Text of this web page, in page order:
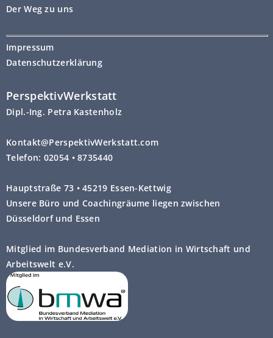
Der Weg zu uns
Impressum
Datenschutzerklärung
PerspektivWerkstatt
Dipl.-Ing. Petra Kastenholz
Kontakt@PerspektivWerkstatt.com
Telefon: 02054 • 8735440
Hauptstraße 73 • 45219 Essen-Kettwig
Unsere Büro und Coachingräume liegen zwischen
Düsseldorf und Essen
Mitglied im Bundesverband Mediation in Wirtschaft und
Arbeitswelt e.V.